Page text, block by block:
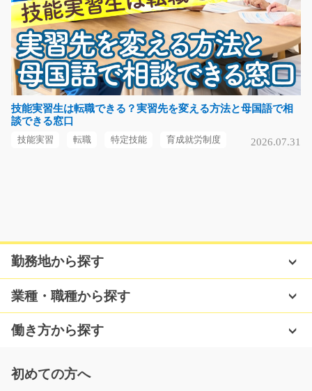
気になる
金属製品の機械オペレーターのお仕事/y02_01386
急募
工場で金属製品の製造の機械オペレーターのお仕事をや
っていただきます！…
長期（3ヶ月以上）
製品にシールを貼る簡単なお仕事/y03_01123
☆担当者オススメ☆製品にシールを貼るだけの簡単作
業！！未経験の方もすぐ…
長期（3ヶ月以上）
福岡県久留米市
技能実習生は転職できる？実習先を変える方法と母国語で相
談できる窓口
技能実習 転職 特定技能 育成就労制度 2026.07.31
勤務地から探す
業種・職種から探す
働き方から探す
初めての方へ